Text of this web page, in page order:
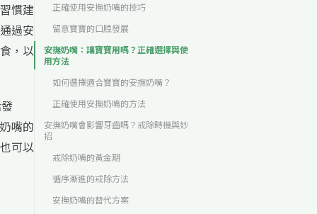
慣建
過安
，以
嘴的
可以
正確使用安撫奶嘴的技巧
留意寶寶的口腔發展
安撫奶嘴：讓寶寶用嗎？正確選擇與使
用方法
如何選擇適合寶寶的安撫奶嘴？
正確使用安撫奶嘴的方法
安撫奶嘴會影響牙齒嗎？戒除時機與妙
招
戒除奶嘴的黃金期
循序漸進的戒除方法
安撫奶嘴的替代方案